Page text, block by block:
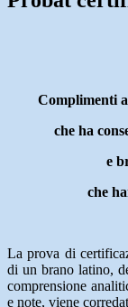
Complimenti
che ha
e
che
La prova di
di un brano latino,
comprensione
e note, viene